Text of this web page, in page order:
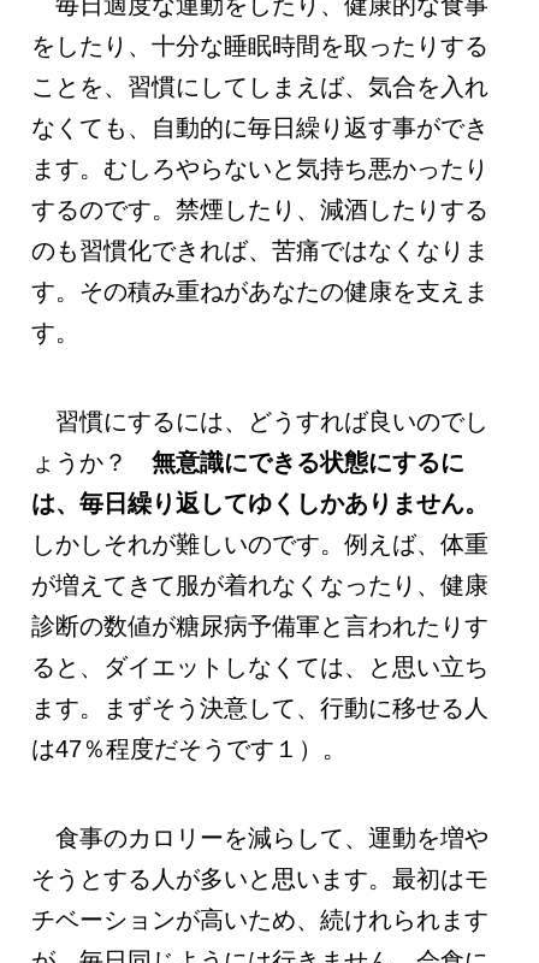
をしたり、十分な睡眠時間を取ったりする
ことを、習慣にしてしまえば、気合を入れ
なくても、自動的に毎日繰り返す事ができ
ます。むしろやらないと気持ち悪かったり
するのです。禁煙したり、減酒したりする
のも習慣化できれば、苦痛ではなくなりま
す。その積み重ねがあなたの健康を支えま
す。
習慣にするには、どうすれば良いのでし
ょうか？無意識にできる状態にするに
は、毎日繰り返してゆくしかありません。
しかしそれが難しいのです。例えば、体重
が増えてきて服が着れなくなったり、健康
診断の数値が糖尿病予備軍と言われたりす
ると、ダイエットしなくては、と思い立ち
ます。まずそう決意して、行動に移せる人
は47％程度だそうです１）。
食事のカロリーを減らして、運動を増や
そうとする人が多いと思います。最初はモ
チベーションが高いため、続けれられます